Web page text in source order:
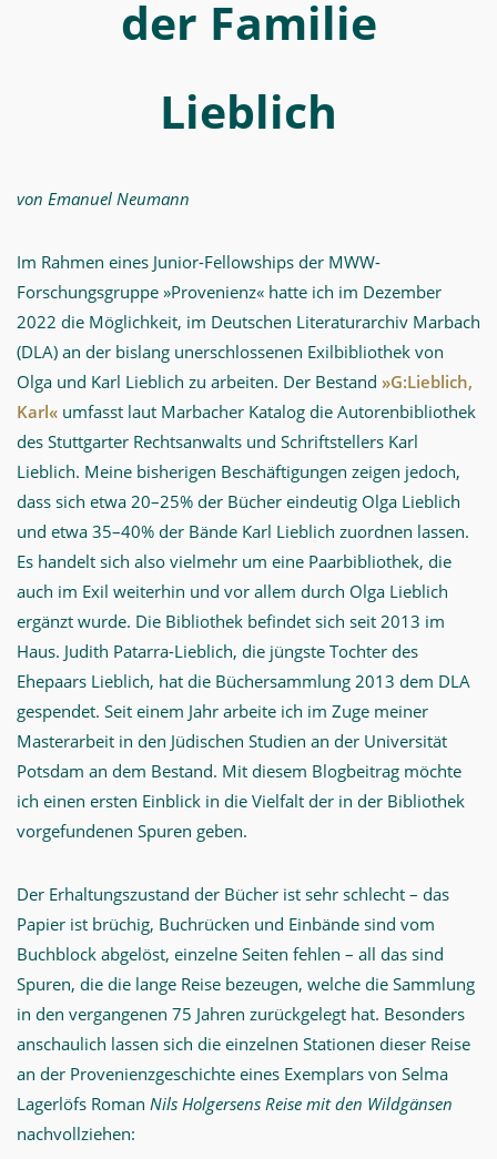
der Familie
Lieblich
von Emanuel Neumann
Im Rahmen eines Junior-Fellowships der MWW-
Forschungsgruppe »Provenienz« hatte ich im Dezember
2022 die Möglichkeit, im Deutschen Literaturarchiv Marbach
(DLA) an der bislang unerschlossenen Exilbibliothek von
Olga und Karl Lieblich zu arbeiten. Der Bestand »G:Lieblich,
Karl« umfasst laut Marbacher Katalog die Autorenbibliothek
des Stuttgarter Rechtsanwalts und Schriftstellers Karl
Lieblich. Meine bisherigen Beschäftigungen zeigen jedoch,
dass sich etwa 20–25% der Bücher eindeutig Olga Lieblich
und etwa 35–40% der Bände Karl Lieblich zuordnen lassen.
Es handelt sich also vielmehr um eine Paarbibliothek, die
auch im Exil weiterhin und vor allem durch Olga Lieblich
ergänzt wurde. Die Bibliothek befindet sich seit 2013 im
Haus. Judith Patarra-Lieblich, die jüngste Tochter des
Ehepaars Lieblich, hat die Büchersammlung 2013 dem DLA
gespendet. Seit einem Jahr arbeite ich im Zuge meiner
Masterarbeit in den Jüdischen Studien an der Universität
Potsdam an dem Bestand. Mit diesem Blogbeitrag möchte
ich einen ersten Einblick in die Vielfalt der in der Bibliothek
vorgefundenen Spuren geben.
Der Erhaltungszustand der Bücher ist sehr schlecht – das
Papier ist brüchig, Buchrücken und Einbände sind vom
Buchblock abgelöst, einzelne Seiten fehlen – all das sind
Spuren, die die lange Reise bezeugen, welche die Sammlung
in den vergangenen 75 Jahren zurückgelegt hat. Besonders
anschaulich lassen sich die einzelnen Stationen dieser Reise
an der Provenienzgeschichte eines Exemplars von Selma
Lagerlöfs Roman Nils Holgersens Reise mit den Wildgänsen
nachvollziehen: